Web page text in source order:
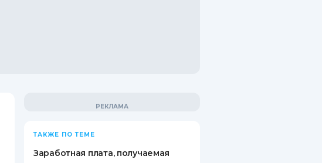
ТАКЖЕ ПО ТЕМЕ
Заработная плата, получаемая